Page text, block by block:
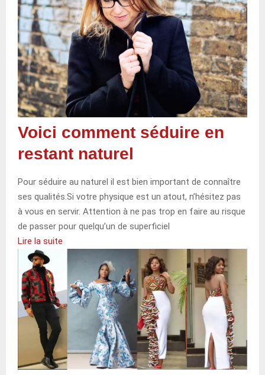
Voici comment séduire en
restant naturel
Pour séduire au naturel il est bien important de connaître
ses qualités.Si votre physique est un atout, n’hésitez pas
à vous en servir. Attention à ne pas trop en faire au risque
de passer pour quelqu’un de superficiel
Lire la suite